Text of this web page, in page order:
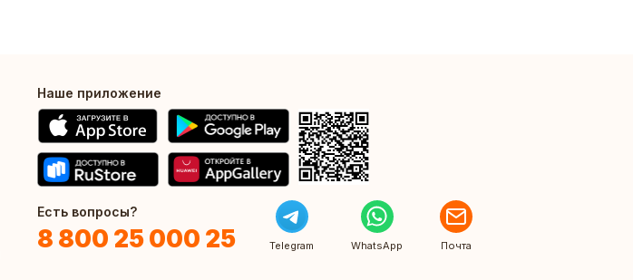
Наше приложение
Есть вопросы?
8 800 25 000 25 Telegram WhatsApp Почта